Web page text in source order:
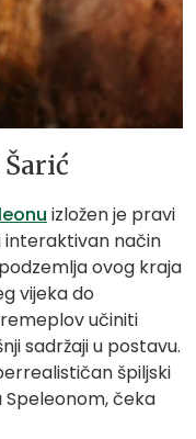
izložen je pravi
interaktivan način
ovog kraja
vijeka do
učiniti
sadržaji u postavu.
špiljski
Speleonom, čeka